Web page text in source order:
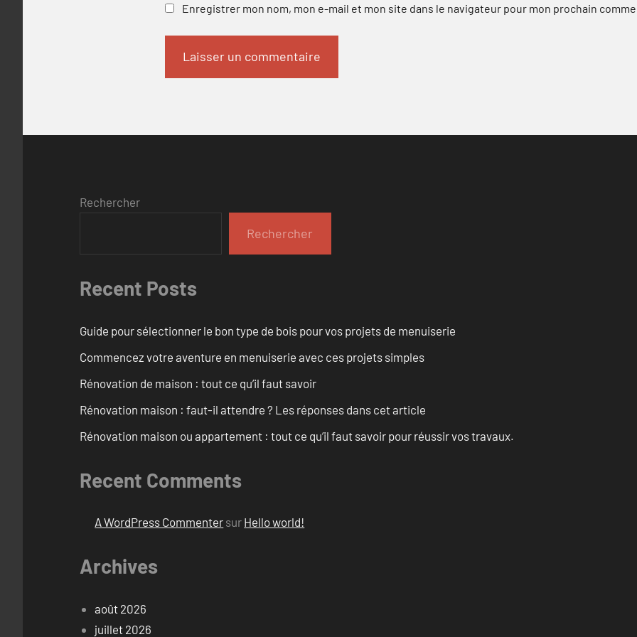
Enregistrer mon nom, mon e-mail et mon site dans le navigateur pour mon prochain
Rechercher
Rechercher
Recent Posts
Guide pour sélectionner le bon type de bois pour vos projets de menuiserie
Commencez votre aventure en menuiserie avec ces projets simples
Rénovation de maison : tout ce qu’il faut savoir
Rénovation maison : faut-il attendre ? Les réponses dans cet article
Rénovation maison ou appartement : tout ce qu’il faut savoir pour réussir vos travaux.
Recent Comments
A WordPress Commenter sur Hello world!
Archives
août 2026
juillet 2026